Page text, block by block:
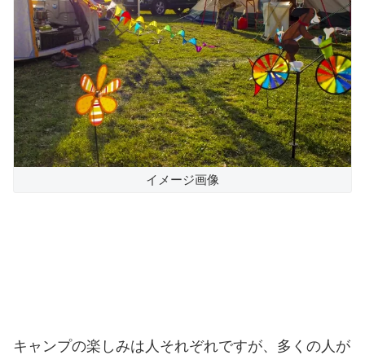
イメージ画像
キャンプの楽しみは人それぞれですが、多くの人が